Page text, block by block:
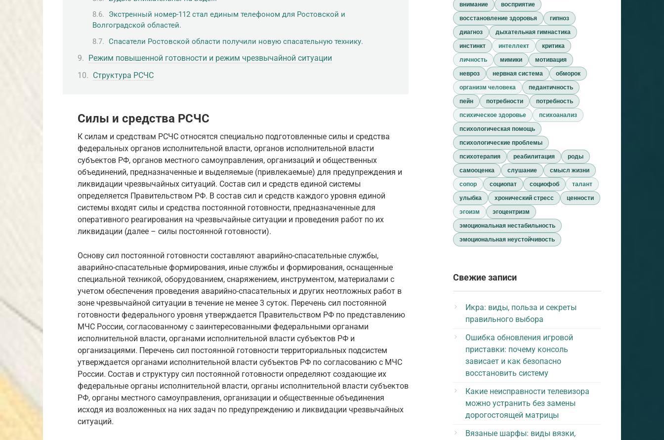
Экстренный номер-112 стал единым телефоном для Ростовской и
Волгоградской областей.
Спасатели Ростовской области получили новую спасательную технику.
Режим повышенной готовности и режим чрезвычайной ситуации
Структура РСЧС
Силы и средства РСЧС
К силам и средствам РСЧС относятся специально подготовленные силы и средства
федеральных органов исполнительной власти, органов исполнительной власти
субъектов РФ, органов местного самоуправления, организаций и общественных
объединений, предназначенные и выделяемые (привлекаемые) для предупреждения и
ликвидации чрезвычайных ситуаций. Состав сил и средств единой системы
определяется Правительством РФ. В состав сил и средств каждого уровня единой
системы входят силы и средства постоянной готовности, предназначенные для
оперативного реагирования на чрезвычайные ситуации и проведения работ по их
ликвидации (далее – силы постоянной готовности).
Основу сил постоянной готовности составляют аварийно-спасательные службы,
аварийно-спасательные формирования, иные службы и формирования, оснащенные
специальной техникой, оборудованием, снаряжением, инструментом, материалами с
учетом обеспечения проведения аварийно-спасательных и других неотложных работ в
зоне чрезвычайной ситуации в течение не менее 3 суток. Перечень сил постоянной
готовности федерального уровня утверждается Правительством РФ по представлению
МЧС России, согласованному с заинтересованными федеральными органами
исполнительной власти, органами исполнительной власти субъектов РФ и
организациями. Перечень сил постоянной готовности территориальных подсистем
утверждается органами исполнительной власти субъектов РФ по согласованию с МЧС
России. Состав и структуру сил постоянной готовности определяют создающие их
федеральные органы исполнительной власти, органы исполнительной власти субъектов
РФ, органы местного самоуправления, организации и общественные объединения
исходя из возложенных на них задач по предупреждению и ликвидации чрезвычайных
ситуаций.
внимание
восприятие
восстановление здоровья
гипноз
диагноз
дыхательная гимнастика
инстинкт
интеллект
критика
личность
мимики
мотивация
невроз
нервная система
обморок
организм человека
педантичность
пейн
потребности
потребность
психическое здоровье
психоанализ
психологическая помощь
психологические проблемы
психотерапия
реабилитация
роды
самооценка
слушание
смысл жизни
сопор
социопат социофоб
талант
улыбка
хронический стресс
ценности
эгоизм
эгоцентризм
эмоциональная нестабильность
эмоциональная неустойчивость
Свежие записи
Икра: виды, польза и секреты
правильного выбора
Ошибка обновления игровой
приставки: почему консоль
зависает и как безопасно
восстановить систему
Какие неисправности телевизора
можно устранить без замены
дорогостоящей матрицы
Вязаные шарфы: виды вязки,